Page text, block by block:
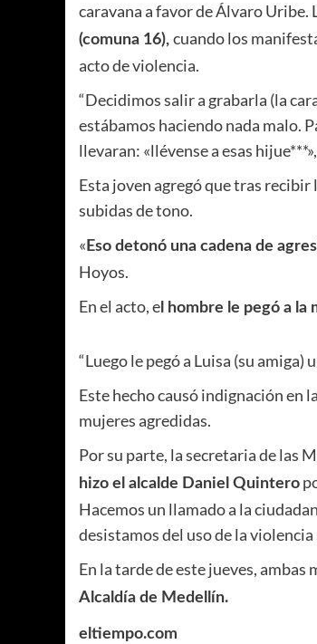
caravana a favor de Álvaro Uribe.
(comuna 16), cuando los
acto de violencia.
“Decidimos salir a grabarla (la
estábamos haciendo nada malo.
llevaran: «llévense a esas
Esta joven agregó que tras
subidas de tono.
« Eso detonó una cadena de
Hoyos.
En el acto, e l hombre le pegó a
“Luego le pegó a Luisa (su amiga)
Este hecho causó indignación en
mujeres agredidas.
Por su parte, la secretaria de las
hizo el alcalde Daniel Quintero
Hacemos un llamado a la
desistamos del uso de la
En la tarde de este jueves,
Alcaldía de Medellín.
eltiempo.com